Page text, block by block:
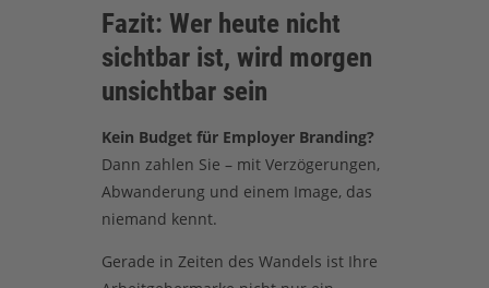
Fazit: Wer heute nicht
sichtbar ist, wird morgen
unsichtbar sein
Kein Budget für Employer Branding?
Dann zahlen Sie – mit Verzögerungen,
Abwanderung und einem Image, das
niemand kennt.
Gerade in Zeiten des Wandels ist Ihre